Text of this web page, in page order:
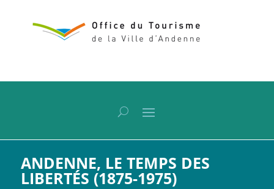
ANDENNE, LE TEMPS DES
LIBERTÉS (1875-1975)